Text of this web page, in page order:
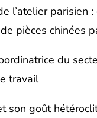
l’atelier parisien
pièces chinées
du
travail
son goût